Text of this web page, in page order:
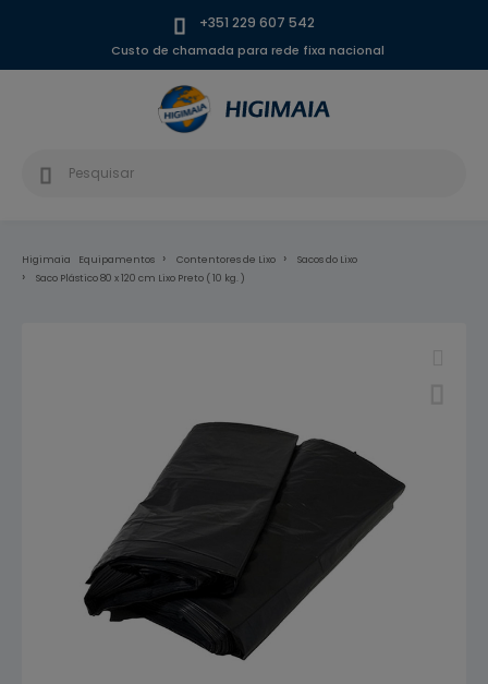
+351 229 607 542
Custo de chamada para rede fixa nacional
Higimaia Equipamentos Contentores de Lixo
Sacos do Lixo
Saco Plástico 80 x 120 cm Lixo Preto ( 10 kg. )